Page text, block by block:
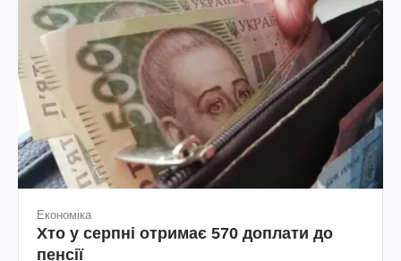
Економіка
Хто у серпні отримає 570 доплати до
пенсії